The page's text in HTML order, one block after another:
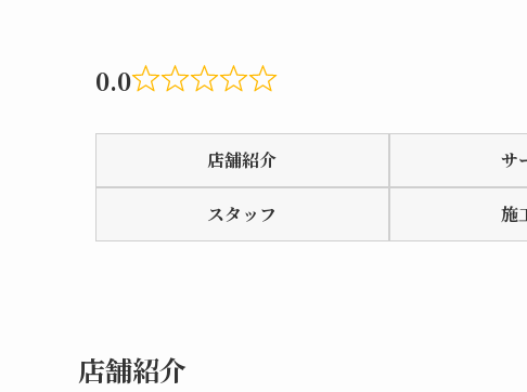
0.0
Rated
0.0
out
of
5
店舗紹介 サ
スタッフ 施
店舗紹介